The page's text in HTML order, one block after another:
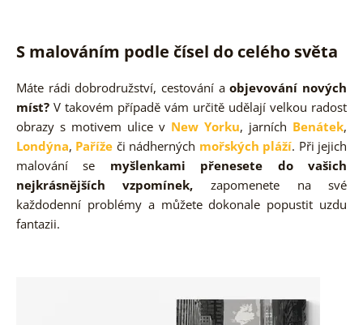
S malováním podle čísel do celého světa
Máte rádi dobrodružství, cestování aobjevování nových
míst?V takovém případě vám určitě udělají velkou radost
obrazy s motivem ulice v New Yorku, jarních Benátek,
Londýna, Paříže či nádherných mořských pláží. Při jejich
malování se myšlenkami přenesete do vašich
nejkrásnějších vzpomínek, zapomenete na své
každodenní problémy a můžete dokonale popustit uzdu
fantazii.